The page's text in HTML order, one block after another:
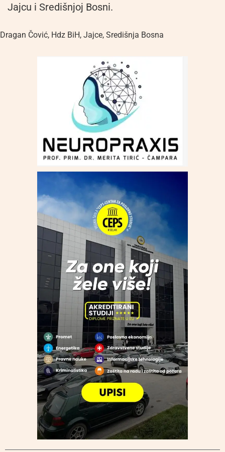
Jajcu i Središnjoj Bosni.
Dragan Čović, Hdz BiH, Jajce, Središnja Bosna